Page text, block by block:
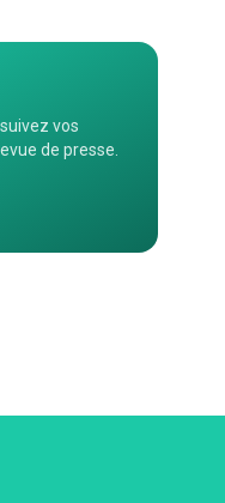
vos
de presse.